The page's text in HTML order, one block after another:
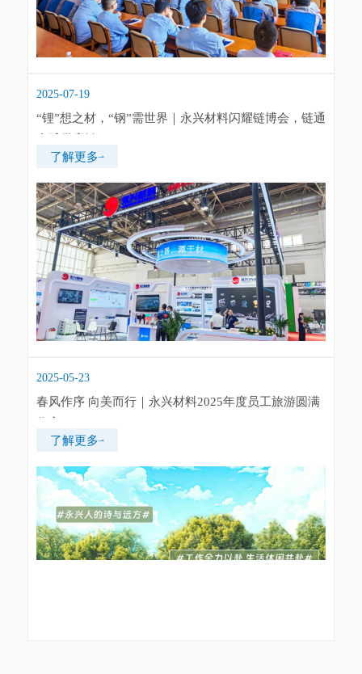
2025-07-19
“锂”想之材，“钢”需世界｜永兴材料闪耀链博会，链通
全球供应链
了解更多
2025-05-23
春风作序 向美而行｜永兴材料2025年度员工旅游圆满
收官
了解更多